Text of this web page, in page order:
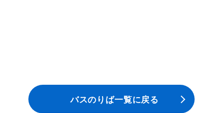
お問い合わせ・Q&A
バスのりば一覧に戻る